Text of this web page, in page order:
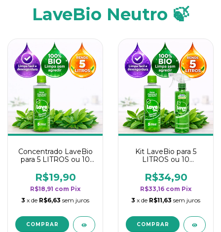
LaveBio Neutro 🍃
Concentrado LaveBio
para 5 LITROS ou 10
rendimento da
categoria - Neutro
R$19,90
R$18,91 com Pix
3 x de R$6,63 sem juros
Kit LaveBio para 5
LITROS ou 10
rendimento da
categoria - Neutro
R$34,90
R$33,16 com Pix
3 x de R$11,63 sem juros